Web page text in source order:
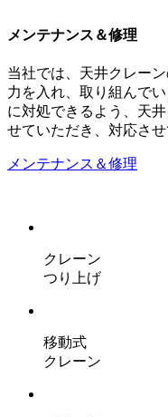
メンテナンス＆修理
当社では、天井クレー
力を入れ、取り組んで
に対処できるよう、天
せていただき、対応させ
メンテナンス＆修理
クレーン
つり上げ
移動式
クレーン